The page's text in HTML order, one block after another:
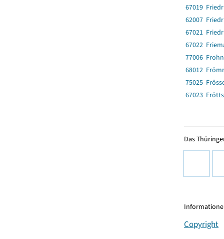
67019
62007
67021
67022
77006
68012
75025
67023
Das
Copyright